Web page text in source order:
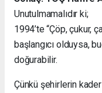
Unutulmamalıdır ki;
1994’te “Çöp, çukur,
başlangıcı olduysa,
doğurabilir.
Çünkü şehirlerin